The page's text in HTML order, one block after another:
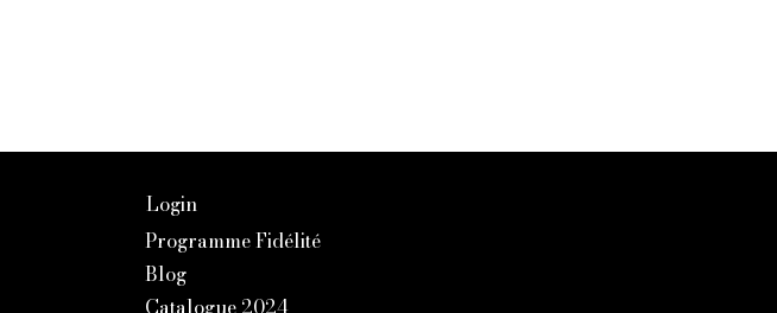
Login
Programme Fidélité
Blog